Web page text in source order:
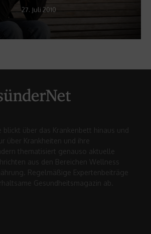
27. Juli 2010
blickt über das Krankenbett hinaus und
über Krankheiten und ihre
thematisiert genauso aktuelle
aus den Bereichen Wellness
Regelmäßige Expertenbeiträge
Gesundheitsmagazin ab.